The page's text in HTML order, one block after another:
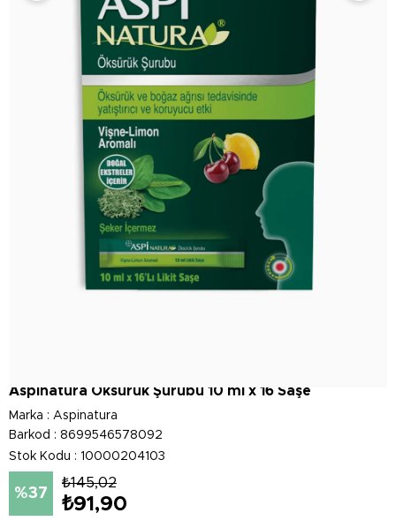
Aspinatura Öksürük Şurubu 10 ml x 16 Saşe
Marka : Aspinatura
Barkod : 8699546578092
Stok Kodu
10000204103
37
₺145,02
₺91,90